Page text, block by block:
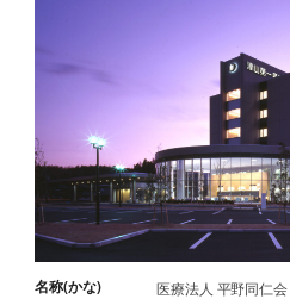
名称(かな)
医療法人 平野同仁